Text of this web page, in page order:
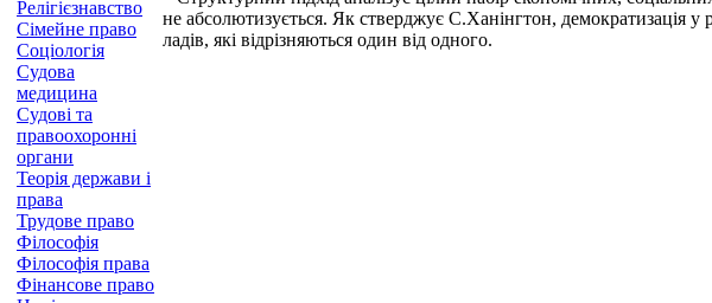
Релігієзнавство
Сімейне право
Соціологія
Судова
медицина
Судові та
правоохоронні
органи
Теорія держави і
права
Трудове право
Філософія
Філософія права
Фінансове право
не абсолютизується. Як стверджує С.Ханінгтон, демократизація у
ладів, які відрізняються один від одного.